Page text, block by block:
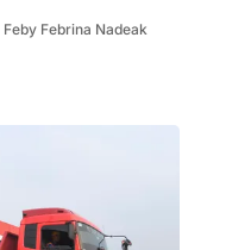
Feby Febrina Nadeak